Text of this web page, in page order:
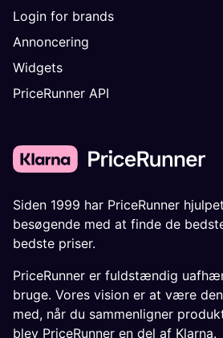
Login for brands
Annoncering
Widgets
PriceRunner API
Siden 1999 har PriceRunner
besøgende med at finde de
bedste priser.
PriceRunner er fuldstændig
bruge. Vores vision er at være
med, når du sammenligner
blev PriceRunner en del af Klarna.